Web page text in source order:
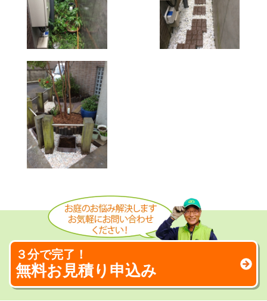
３分で完了！
無料お見積り申込み